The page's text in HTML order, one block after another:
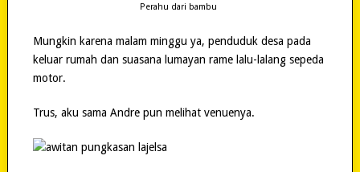
Perahu dari bambu
Mungkin karena malam minggu ya, penduduk desa pada
keluar rumah dan suasana lumayan rame lalu-lalang sepeda
motor.
Trus, aku sama Andre pun melihat venuenya.